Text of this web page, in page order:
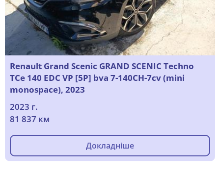
Renault Grand Scenic GRAND SCENIC Techno
TCe 140 EDC VP [5P] bva 7-140CH-7cv (mini
monospace), 2023
2023 г.
81 837 км
Докладніше